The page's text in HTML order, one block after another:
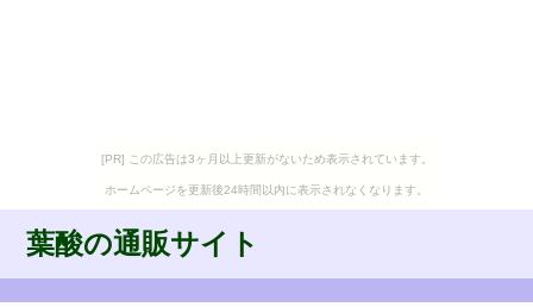
[PR] この広告は3ヶ月以上更新がないため表示されています。
ホームページを更新後24時間以内に表示されなくなります。
葉酸の通販サイト